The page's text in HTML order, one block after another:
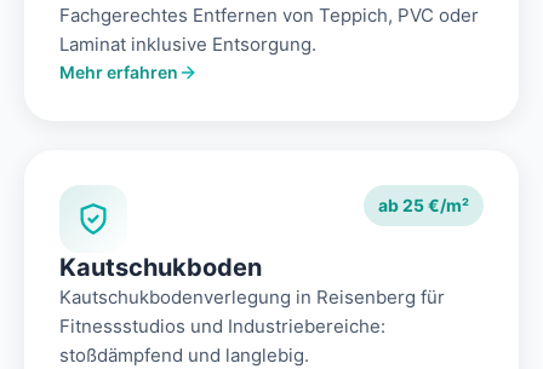
Fachgerechtes Entfernen von Teppich, PVC oder
Laminat inklusive Entsorgung.
Mehr erfahren
ab 25 €/m²
Kautschukboden
Kautschukbodenverlegung in Reisenberg für
Fitnessstudios und Industriebereiche:
stoßdämpfend und langlebig.